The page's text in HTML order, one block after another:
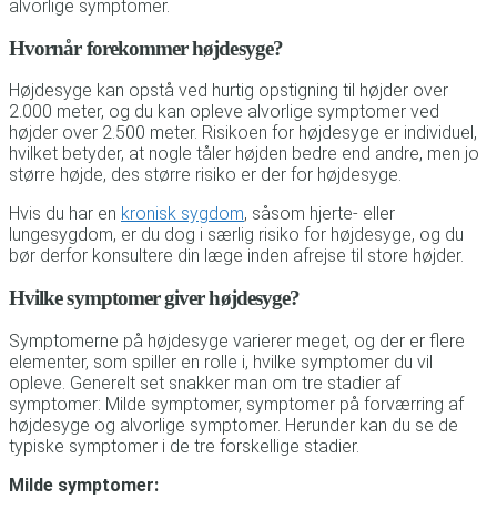
alvorlige symptomer.
Hvornår forekommer højdesyge?
Højdesyge kan opstå ved hurtig opstigning til højder over
2.000 meter, og du kan opleve alvorlige symptomer ved
højder over 2.500 meter. Risikoen for højdesyge er individuel,
hvilket betyder, at nogle tåler højden bedre end andre, men jo
større højde, des større risiko er der for højdesyge.
Hvis du har en kronisk sygdom, såsom hjerte- eller
lungesygdom, er du dog i særlig risiko for højdesyge, og du
bør derfor konsultere din læge inden afrejse til store højder.
Hvilke symptomer giver højdesyge?
Symptomerne på højdesyge varierer meget, og der er flere
elementer, som spiller en rolle i, hvilke symptomer du vil
opleve. Generelt set snakker man om tre stadier af
symptomer: Milde symptomer, symptomer på forværring af
højdesyge og alvorlige symptomer. Herunder kan du se de
typiske symptomer i de tre forskellige stadier.
Milde symptomer: